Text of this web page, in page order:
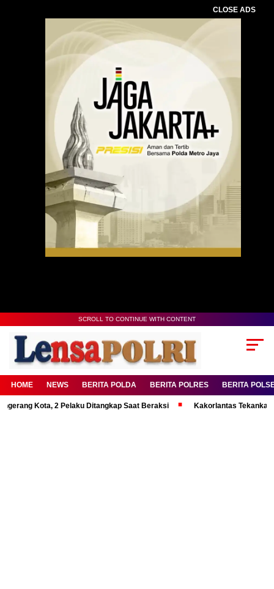
CLOSE ADS
SCROLL TO CONTINUE WITH CONTENT
HOME NEWS BERITA POLDA BERITA POLRES BERITA
Kota, 2 Pelaku Ditangkap Saat Beraksi Kakorlantas Tekankan Mental